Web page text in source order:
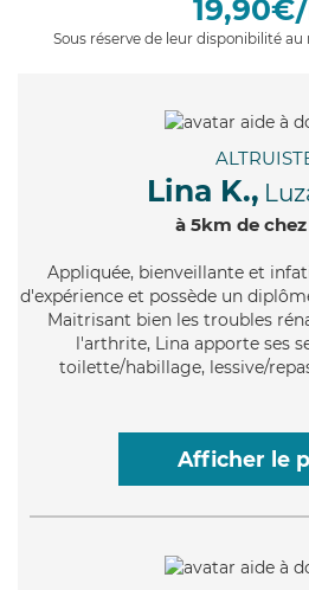
Sous réserve de leur disponibilité
Lina K.,
à 5km de
Appliquée, bienveillante et
d'expérience et possède un
Maitrisant bien les troubles
l'arthrite, Lina apporte ses
toilette/habillage, lessive/
Afficher le